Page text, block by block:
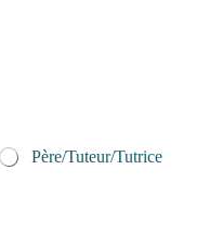
Père/Tuteur/Tutrice